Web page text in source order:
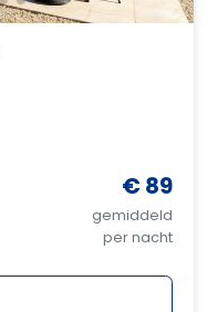
€ 89
gemiddeld
per nacht